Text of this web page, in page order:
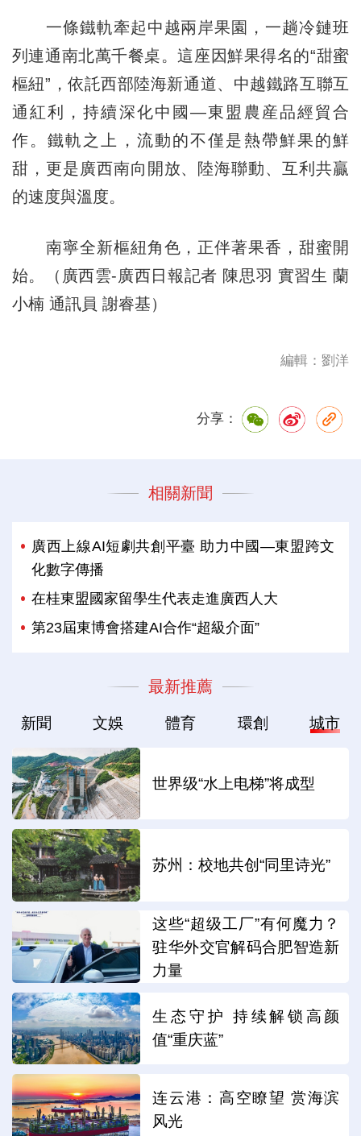
一條鐵軌牽起中越兩岸果園，一趟冷鏈班
列連通南北萬千餐桌。這座因鮮果得名的“甜蜜
樞紐”，依託西部陸海新通道、中越鐵路互聯互
通紅利，持續深化中國—東盟農産品經貿合
作。鐵軌之上，流動的不僅是熱帶鮮果的鮮
甜，更是廣西南向開放、陸海聯動、互利共贏
的速度與溫度。
南寧全新樞紐角色，正伴著果香，甜蜜開
始。（廣西雲-廣西日報記者 陳思羽 實習生 蘭
小楠 通訊員 謝睿基）
編輯：劉洋
分享：
相關新聞
廣西上線AI短劇共創平臺 助力中國—東盟跨文
化數字傳播
在桂東盟國家留學生代表走進廣西人大
第23屆東博會搭建AI合作“超級介面”
最新推薦
新聞 文娛 體育 環創 城市
世界级“水上电梯”将成型
苏州：校地共创“同里诗光”
这些“超级工厂”有何魔力？
驻华外交官解码合肥智造新
力量
生态守护 持续解锁高颜
值“重庆蓝”
连云港：高空瞭望 赏海滨
风光